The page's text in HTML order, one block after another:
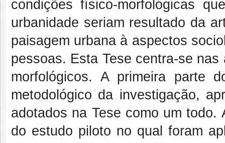
condições físico-morfológicas
urbanidade seriam resultado da
paisagem urbana à aspectos
pessoas. Esta Tese centra-se
morfológicos. A primeira parte
metodológico da investigação,
adotados na Tese como um
do estudo piloto no qual foram